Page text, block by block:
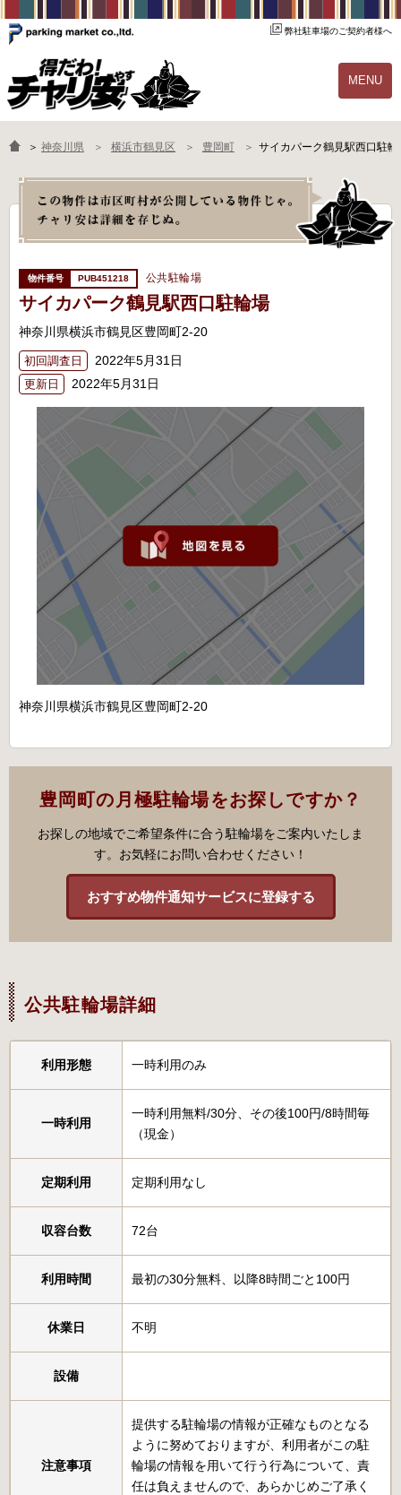
弊社駐車場のご契約者様へ
MENU
物件一覧 ご契約の流れ
よくあるご質問 駐輪場オーナー様へ
＞ 神奈川県 横浜市鶴見区 豊岡町 サイカパーク鶴見駅西口駐輪
PUB451218 公共駐輪場
サイカパーク鶴見駅西口駐輪場
神奈川県横浜市鶴見区豊岡町2-20
初回調査日 2022年5月31日
更新日 2022年5月31日
神奈川県横浜市鶴見区豊岡町2-20
豊岡町の月極駐輪場をお探しですか？
お探しの地域でご希望条件に合う駐輪場をご案内いたしま
す。お気軽にお問い合わせください！
おすすめ物件通知サービスに登録する
公共駐輪場詳細
利用形態 一時利用のみ
一時利用
一時利用無料/30分、その後100円/8時間毎
（現金）
定期利用 定期利用なし
収容台数 72台
利用時間 最初の30分無料、以降8時間ごと100円
休業日 不明
設備
注意事項
提供する駐輪場の情報が正確なものとなる
ように努めておりますが、利用者がこの駐
輪場の情報を用いて行う行為について、責
任は負えませんので、あらかじめご了承く